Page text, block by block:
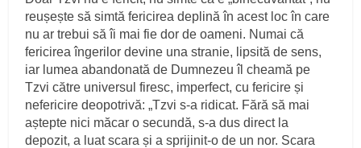
reușește să simtă fericirea deplină în acest loc în care
nu ar trebui să îi mai fie dor de oameni. Numai că
fericirea îngerilor devine una stranie, lipsită de sens,
iar lumea abandonată de Dumnezeu îl cheamă pe
Tzvi către universul firesc, imperfect, cu fericire și
nefericire deopotrivă: „Tzvi s-a ridicat. Fără să mai
aștepte nici măcar o secundă, s-a dus direct la
depozit, a luat scara și a sprijinit-o de un nor. Scara